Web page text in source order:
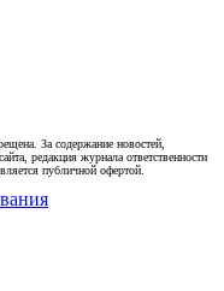
За содержание новостей,
редакция журнала ответственности
публичной офертой.